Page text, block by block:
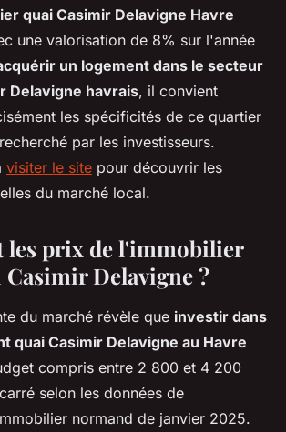
quai Casimir Delavigne Havre
une valorisation de 8% sur l'année
un logement dans le secteur
Delavigne havrais, il convient
les spécificités de ce quartier
par les investisseurs.
visiter le site pour découvrir les
du marché local.
les prix de l'immobilier
Delavigne ?
du marché révèle que investir dans
quai Casimir Delavigne au Havre
compris entre 2 800 et 4 200
selon les données de
normand de janvier 2025.